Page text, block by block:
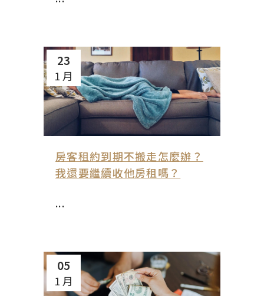
23
1 月
房客租約到期不搬走怎麼辦？
我還要繼續收他房租嗎？
...
05
1 月